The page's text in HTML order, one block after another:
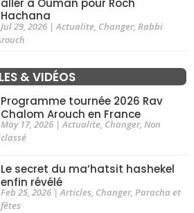
Hachana
Jul 29, 2026| Actualite, Changer, Rabbi
& VIDÉOS
Programme tournée 2026 Rav
Chalom Arouch en France
May 17, 2026|Actualite, Changer, Non
classé
Le secret du ma’hatsit hashekel
enfin révélé
Feb 25, 2026|Articles, Changer, Paracha et
fêtes